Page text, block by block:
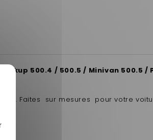
/ Pickup 500.4 / 500.5 / Minivan 500.5 /
. Faites sur mesures pour votre